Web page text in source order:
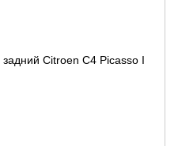
Citroen C4 Picasso I